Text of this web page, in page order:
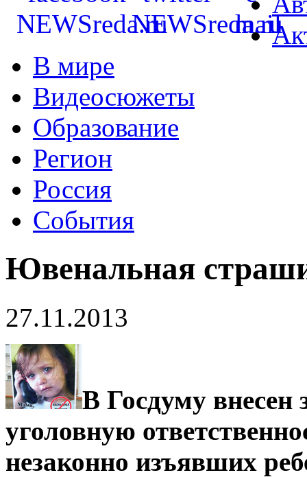
В мире
Видеосюжеты
Образование
Регион
Россия
События
Ювенальная
27.11.2013
В Госдуму внесен
уголовную
незаконно изъявших